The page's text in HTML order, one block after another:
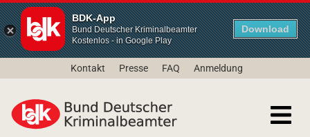
BDK-App
Bund Deutscher Kriminalbeamter
Kostenlos - in Google Play
Download
Kontakt Presse FAQ Anmeldung